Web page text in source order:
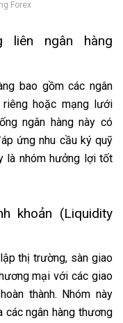
Forex
ngân hàng
bao gồm các ngân
hoặc mạng lưới
ngân hàng này có
ứng nhu cầu ký quỹ
là nhóm hưởng lợi tốt
khoản (Liquidity
thị trường, sàn giao
mại với các giao
thành. Nhóm này
ngân hàng thương